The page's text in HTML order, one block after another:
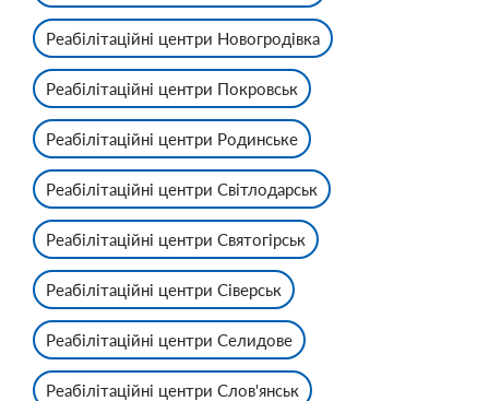
Реабілітаційні центри Новогродівка
Реабілітаційні центри Покровськ
Реабілітаційні центри Родинське
Реабілітаційні центри Світлодарськ
Реабілітаційні центри Святогірськ
Реабілітаційні центри Сіверськ
Реабілітаційні центри Селидове
Реабілітаційні центри Слов'янськ